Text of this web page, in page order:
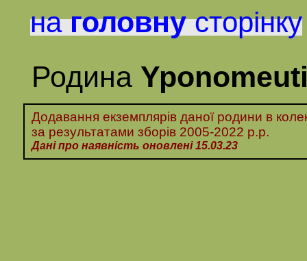
на головну сторінку
Родина
Додавання екземплярів даної родини в
за результатами зборів 2005-2022 р.р.
Дані про наявність оновлені 15.03.23